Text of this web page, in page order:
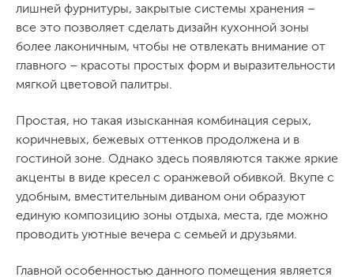
лишней фурнитуры, закрытые системы хранения –
все это позволяет сделать дизайн кухонной зоны
более лаконичным, чтобы не отвлекать внимание от
главного – красоты простых форм и выразительности
мягкой цветовой палитры.
Простая, но такая изысканная комбинация серых,
коричневых, бежевых оттенков продолжена и в
гостиной зоне. Однако здесь появляются также яркие
акценты в виде кресел с оранжевой обивкой. Вкупе с
удобным, вместительным диваном они образуют
единую композицию зоны отдыха, места, где можно
проводить уютные вечера с семьей и друзьями.
Главной особенностью данного помещения является